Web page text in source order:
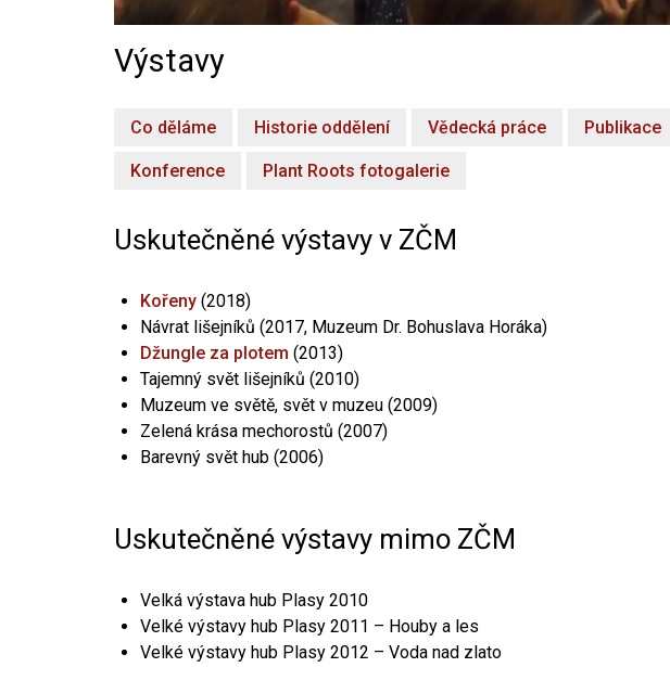
Výstavy
Co děláme Historie oddělení Vědecká práce Publikace
Konference Plant Roots fotogalerie
Uskutečněné výstavy v ZČM
Kořeny (2018)
Návrat lišejníků (2017, Muzeum Dr. Bohuslava Horáka)
Džungle za plotem (2013)
Tajemný svět lišejníků (2010)
Muzeum ve světě, svět v muzeu (2009)
Zelená krása mechorostů (2007)
Barevný svět hub (2006)
Uskutečněné výstavy mimo ZČM
Velká výstava hub Plasy 2010
Velké výstavy hub Plasy 2011 – Houby a les
Velké výstavy hub Plasy 2012 – Voda nad zlato